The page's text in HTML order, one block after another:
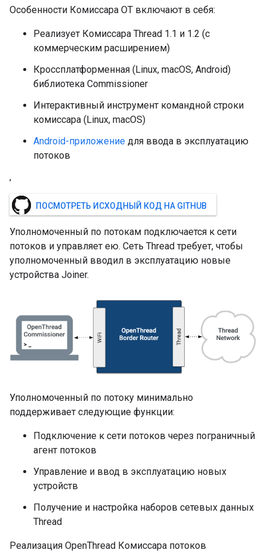
Особенности Комиссара OT включают в себя:
Реализует Комиссара Thread 1.1 и 1.2 (с
коммерческим расширением)
Кроссплатформенная (Linux, macOS, Android)
библиотека Commissioner
Интерактивный инструмент командной строки
комиссара (Linux, macOS)
Android-приложение для ввода в эксплуатацию
потоков
,
ПОСМОТРЕТЬ ИСХОДНЫЙ КОД НА GITHUB
Уполномоченный по потокам подключается к сети
потоков и управляет ею. Сеть Thread требует, чтобы
уполномоченный вводил в эксплуатацию новые
устройства Joiner.
Уполномоченный по потоку минимально
поддерживает следующие функции:
Подключение к сети потоков через пограничный
агент потоков
Управление и ввод в эксплуатацию новых
устройств
Получение и настройка наборов сетевых данных
Thread
Реализация OpenThread Комиссара потоков